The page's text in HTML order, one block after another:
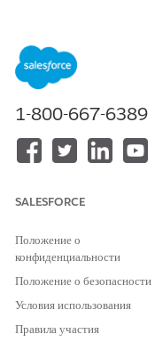
Доступно в версиях:
Developer
Einstein 1
ТРЕБУЕМЫЕ
ПОЛНОМОЧИЯ
ПОЛЬЗОВАТЕЛЯ
См. раздел «
Сведения о действии
Тип действия ссылки
1-800-667-6389
SALESFORCE
Положение о
конфиденциальности
Положение о безопасности
Условия использования
Правила участия